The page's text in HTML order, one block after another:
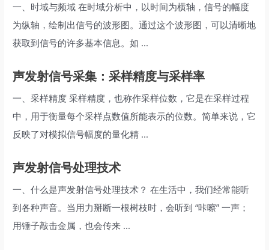
一、时域与频域 在时域分析中，以时间为横轴，信号的幅度
为纵轴，绘制出信号的波形图。通过这个波形图，可以清晰地
获取到信号的许多基本信息。如 ...
声发射信号采集：采样精度与采样率
一、采样精度 采样精度，也称作采样位数，它是在采样过程
中，用于衡量每个采样点数值所能表示的位数。简单来说，它
反映了对模拟信号幅度的量化精 ...
声发射信号处理技术
一、什么是声发射信号处理技术？ 在生活中，我们经常能听
到各种声音。当用力掰断一根树枝时，会听到 “咔嚓” 一声；
用锤子敲击金属，也会传来 ...